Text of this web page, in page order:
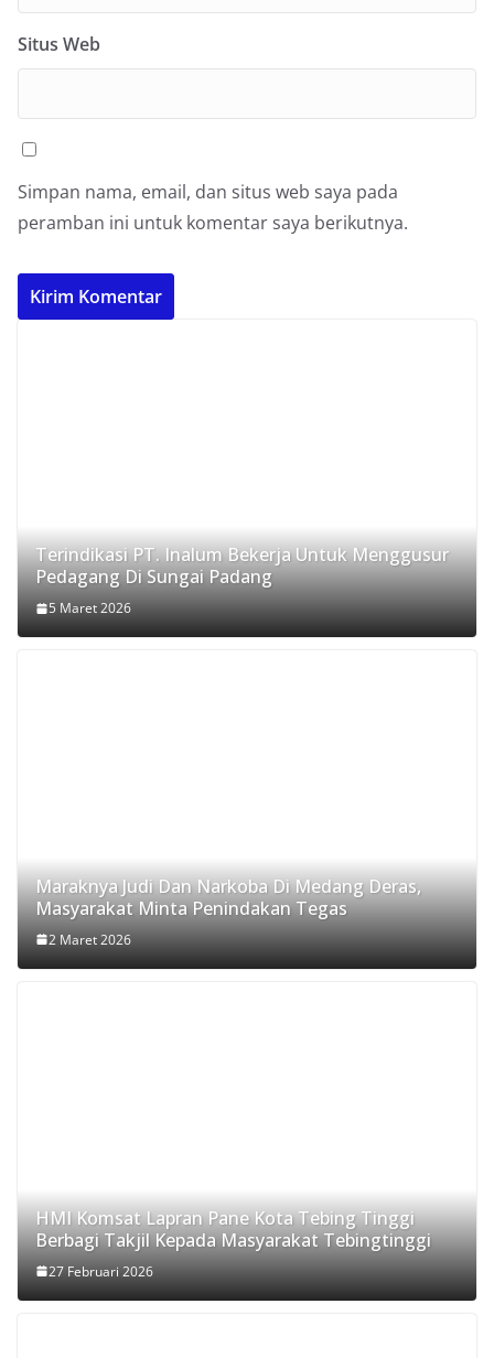
Situs Web
Simpan nama, email, dan situs web saya pada
peramban ini untuk komentar saya berikutnya.
Terindikasi PT. Inalum Bekerja Untuk Menggusur
Pedagang Di Sungai Padang
5 Maret 2026
Maraknya Judi Dan Narkoba Di Medang Deras,
Masyarakat Minta Penindakan Tegas
2 Maret 2026
HMI Komsat Lapran Pane Kota Tebing Tinggi
Berbagi Takjil Kepada Masyarakat Tebingtinggi
27 Februari 2026